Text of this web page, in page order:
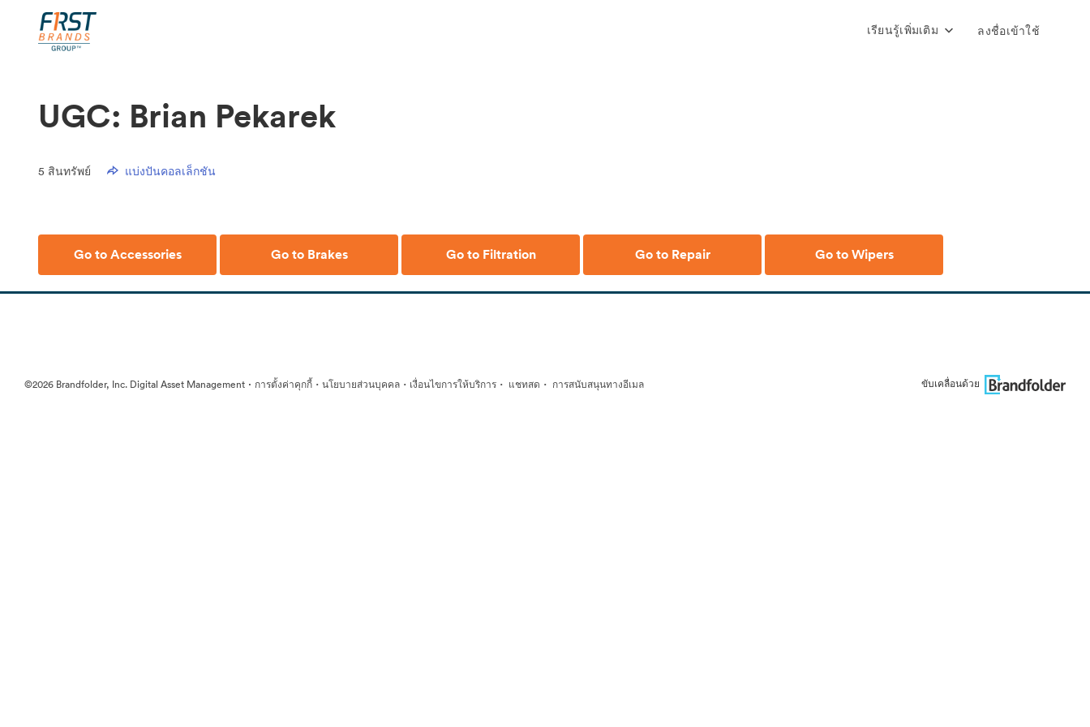
เรียนรู้เพิ่มเติม ลงชื่อเข้าใช้
UGC: Brian Pekarek
5 สินทรัพย์ แบ่งปันคอลเล็กชัน
Go to Accessories Go to Brakes Go to Filtration Go to Repair Go to Wipers
©2026 Brandfolder, Inc. Digital Asset Management · การตั้งค่าคุกกี้· นโยบายส่วนบุคคล · เงื่อนไขการให้บริการ · แชทสด · การสนับสนุนทางอีเมล ขับเคลื่อนด้วย